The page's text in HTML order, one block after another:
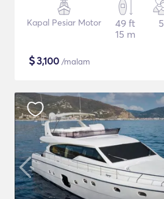
Kapal Pesiar Motor
49 ft
15 m
5
$3,100 /malam